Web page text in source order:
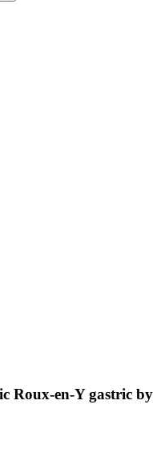
Roux-en-Y gastric